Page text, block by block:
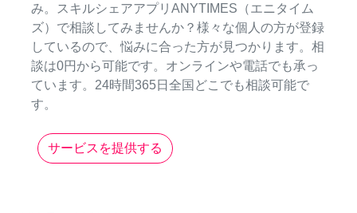
み。スキルシェアアプリANYTIMES（エニタイム
ズ）で相談してみませんか？様々な個人の方が登録
しているので、悩みに合った方が見つかります。相
談は0円から可能です。オンラインや電話でも承っ
ています。24時間365日全国どこでも相談可能で
す。
サービスを提供する